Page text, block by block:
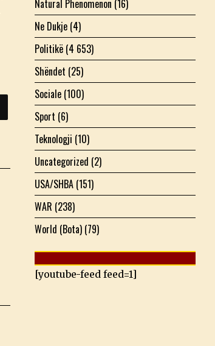
Natural Phenomenon (16)
Ne Dukje (4)
Politikë (4 653)
Shëndet (25)
Sociale (100)
Sport (6)
Teknologji (10)
Uncategorized (2)
USA/SHBA (151)
WAR (238)
World (Bota) (79)
[youtube-feed feed=1]